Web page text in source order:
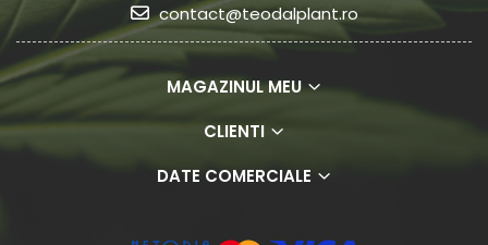
contact@teodalplant.ro
MAGAZINUL MEU
CLIENTI
DATE COMERCIALE